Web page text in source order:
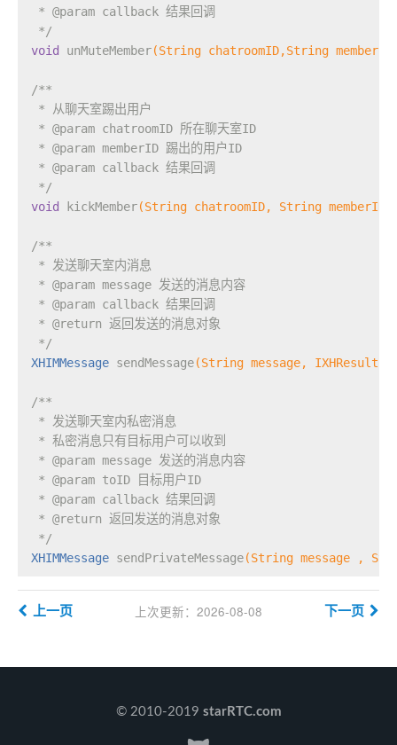
* @param callback 结果回调
*/
void
unMuteMember(String chatroomID,String
/**
* 从聊天室踢出用户
* @param chatroomID 所在聊天室ID
* @param memberID 踢出的用户ID
* @param callback 结果回调
*/
void
kickMember(String chatroomID, String
/**
* 发送聊天室内消息
* @param message 发送的消息内容
* @param callback 结果回调
* @return 返回发送的消息对象
*/
XHIMMessage sendMessage(String message,
/**
* 发送聊天室内私密消息
* 私密消息只有目标用户可以收到
* @param message 发送的消息内容
* @param toID 目标用户ID
* @param callback 结果回调
* @return 返回发送的消息对象
*/
XHIMMessage sendPrivateMessage(String message ,
上次更新：2026-08-08
上一页 下一页
© 2010-2019 starRTC.com